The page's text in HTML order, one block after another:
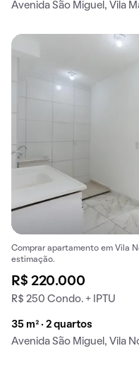
Avenida São Miguel, Vila
Comprar apartamento em Vila
estimação.
R$ 220.000
R$ 250 Condo. + IPTU
35 m² · 2 quartos
Avenida São Miguel, Vila